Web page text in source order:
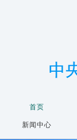
首页
新闻中心